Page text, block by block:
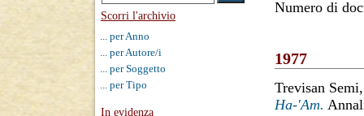
Scorri l'archivio
... per Anno
... per Autore/i
... per Soggetto
... per Tipo
In evidenza
Numero di
1977
Trevisan
Ha-'Am.